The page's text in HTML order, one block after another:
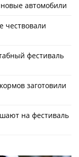
автомобили
чествовали
фестиваль
заготовили
на фестиваль